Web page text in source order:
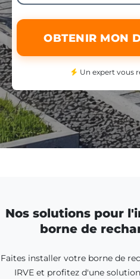
OBTENIR MON
Un expert vous
Nos solutions pour
borne de
Faites installer votre borne de
IRVE et profitez d'une